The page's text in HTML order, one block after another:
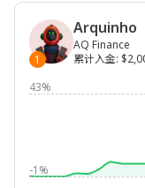
1
Arquinho
AQ Finance
累计入金:
43%
-1%